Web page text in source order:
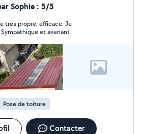
accompagne ses clients
dans tous leurs
construction neuve, d'une
urgent. Notre mission est
une toiture fiable, durable et
adaptée aux besoins de son
de zinguerie
d'étanchéité) Entretien
traitement hydrofuge,
en cas
Sophie : 5/5
très propre, efficace. Je
et avenant
Pose de toiture
Contacter